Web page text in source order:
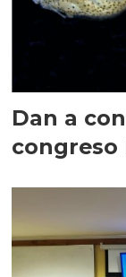
Dan a
congreso